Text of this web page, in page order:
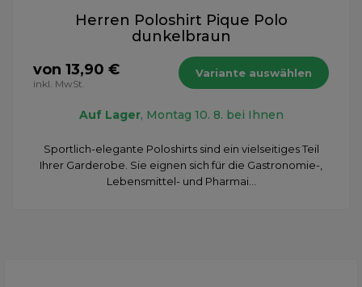
Herren Poloshirt Pique Polo
dunkelbraun
von 13,90 €
inkl. MwSt.
Variante auswählen
Auf Lager, Montag 10. 8. bei Ihnen
Sportlich-elegante Poloshirts sind ein vielseitiges Teil
Ihrer Garderobe. Sie eignen sich für die Gastronomie-,
Lebensmittel- und Pharmai...